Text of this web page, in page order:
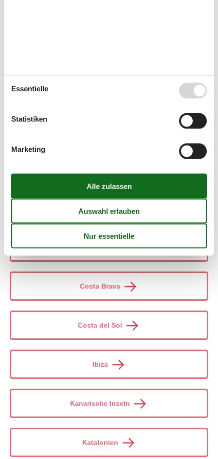
Barcelona
Costa Blanca
Costa Brava
Costa del Sol
Ibiza
Kanarische Inseln
Katalonien
Essentielle
Statistiken
Marketing